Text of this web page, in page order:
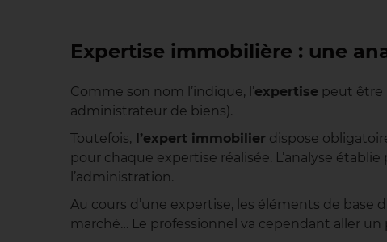
Expertise immobilière : une
Comme son nom l’indique, l’expertise peut être
administrateur de biens).
Toutefois, l’expert immobilier dispose
pour chaque expertise réalisée. L’analyse
l’administration.
Au cours d’une expertise, les éléments de
marché… Le professionnel va cependant aller